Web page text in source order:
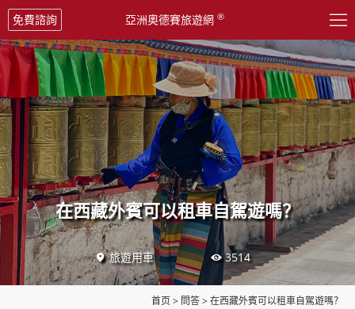

免費諮詢 亞洲奧德賽旅遊網 ®
在西藏外賓可以租車自駕遊嗎？
 旅遊用車  3514
首页> 問答>在西藏外賓可以租車自駕遊嗎？